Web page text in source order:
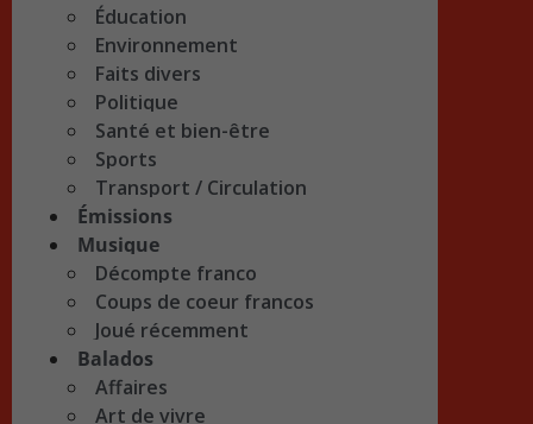
Éducation
Environnement
Faits divers
Politique
Santé et bien-être
Sports
Transport / Circulation
Émissions
Musique
Décompte franco
Coups de coeur francos
Joué récemment
Balados
Affaires
Art de vivre